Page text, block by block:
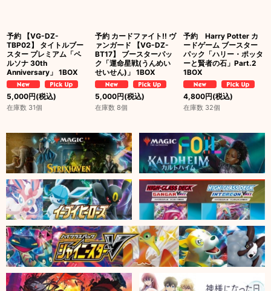
予約 【VG-DZ-
TBP02】 タイトルブー
スター プレミアム「ペ
ルソナ 30th
Anniversary」 1BOX
5,000円(税込)
在庫数 31個
予約 カードファイト!! ヴ
ァンガード 【VG-DZ-
BT17】 ブースターパッ
ク「運命星戦(うんめい
せいせん)」 1BOX
5,000円(税込)
在庫数 8個
予約 Harry Potter カ
ードゲーム ブースター
パック「ハリー・ポッタ
ーと賢者の石」Part.2
1BOX
4,800円(税込)
在庫数 32個